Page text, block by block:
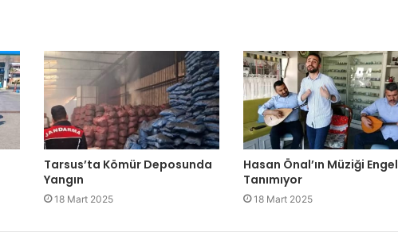
Tarsus’ta Kömür Deposunda
Yangın
18 Mart 2025
Hasan Önal’ın Müziği Engel
Tanımıyor
18 Mart 2025